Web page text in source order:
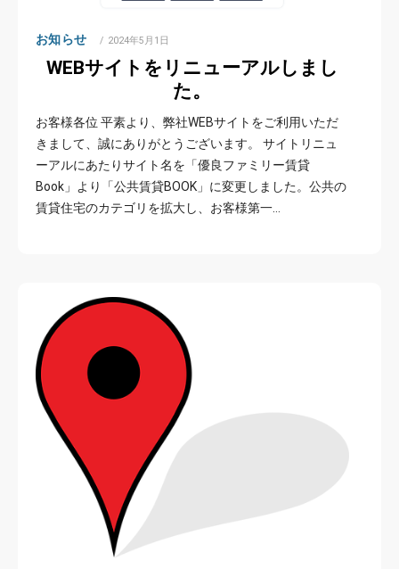
お知らせ
POSTED
2024年5月1日
WEBサイトをリニューアルしまし
た。
お客様各位 平素より、弊社WEBサイトをご利用いただ
きまして、誠にありがとうございます。 サイトリニュ
ーアルにあたりサイト名を「優良ファミリー賃貸
Book」より「公共賃貸BOOK」に変更しました。公共の
賃貸住宅のカテゴリを拡大し、お客様第一…